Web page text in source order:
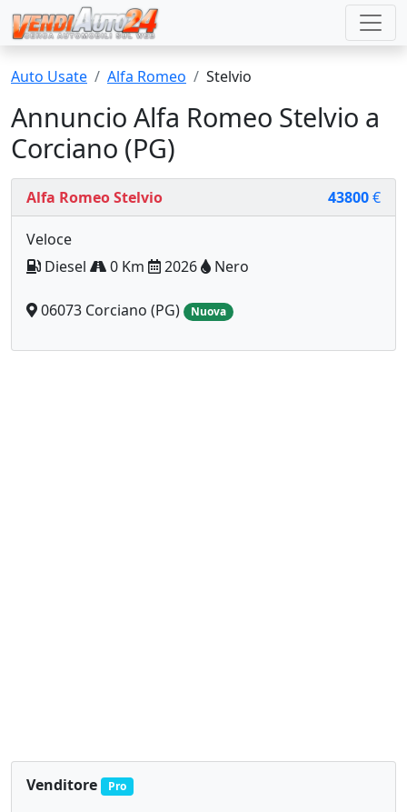
Auto Usate Alfa Romeo Stelvio
Annuncio Alfa Romeo Stelvio a
Corciano (PG)
Alfa Romeo Stelvio 43800€
Veloce
Diesel
0 Km 2026 Nero
06073 Corciano (PG) Nuova
Venditore Pro